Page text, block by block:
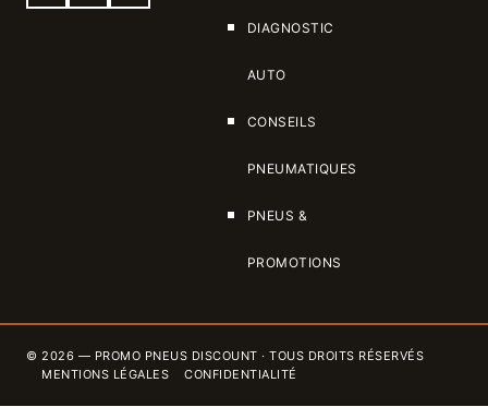
DIAGNOSTIC
AUTO
CONSEILS
PNEUMATIQUES
PNEUS &
PROMOTIONS
© 2026 — PROMO PNEUS DISCOUNT · TOUS DROITS RÉSERVÉS
MENTIONS LÉGALES
CONFIDENTIALITÉ